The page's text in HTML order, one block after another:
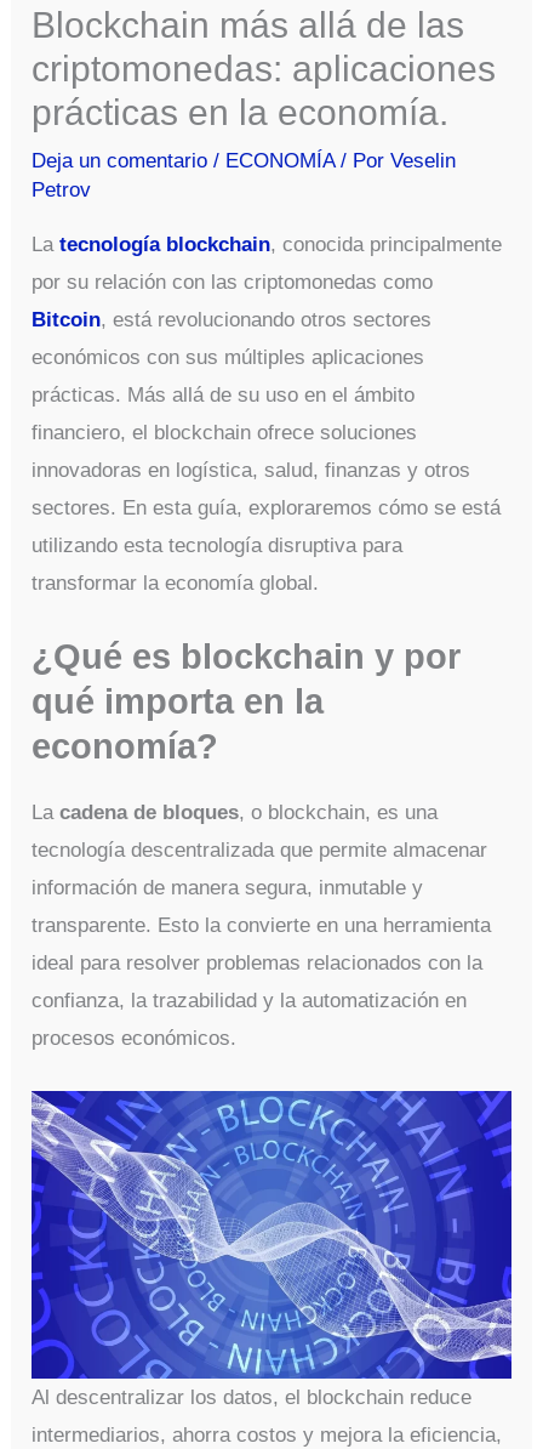
Blockchain más allá de las
criptomonedas: aplicaciones
prácticas en la economía.
Deja un comentario / ECONOMÍA/ PorVeselin
Petrov
Latecnología blockchain, conocida principalmente
por su relación con las criptomonedas como
Bitcoin, está revolucionando otros sectores
económicos con sus múltiples aplicaciones
prácticas. Más allá de su uso en el ámbito
financiero, el blockchain ofrece soluciones
innovadoras en logística, salud, finanzas y otros
sectores. En esta guía, exploraremos cómo se está
utilizando esta tecnología disruptiva para
transformar la economía global.
¿Qué es blockchain y por
qué importa en la
economía?
Lacadena de bloques, o blockchain, es una
tecnología descentralizada que permite almacenar
información de manera segura, inmutable y
transparente. Esto la convierte en una herramienta
ideal para resolver problemas relacionados con la
confianza, la trazabilidad y la automatización en
procesos económicos.
Al descentralizar los datos, el blockchain reduce
intermediarios, ahorra costos y mejora la eficiencia,